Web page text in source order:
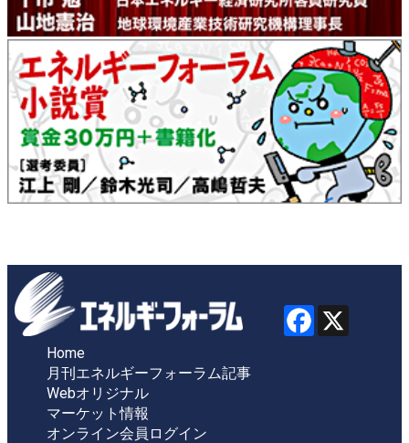
Home
月刊エネルギーフォーラム記事
Webオリジナル
マーケット情報
オンライン会員ログイン